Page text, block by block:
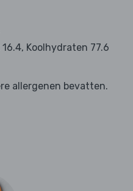
Koolhydraten 77.6
allergenen bevatten.